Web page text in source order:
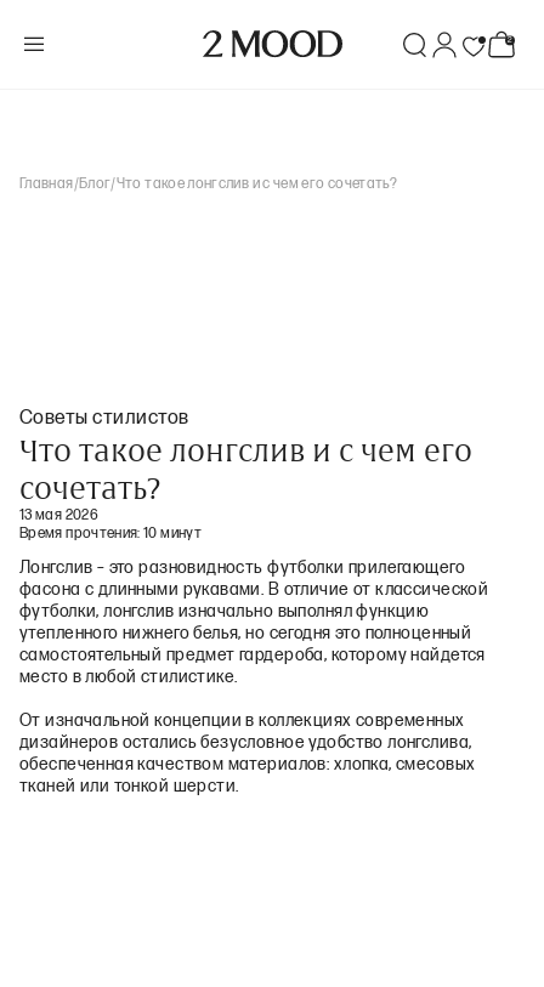
Главная/Блог/Что такое лонгслив и с чем его сочетать?
Советы стилистов
Что такое лонгслив и с чем его
сочетать?
13 мая 2026
Время прочтения:10 минут
Лонгслив – это разновидность футболки прилегающего
фасона с длинными рукавами. В отличие от классической
футболки, лонгслив изначально выполнял функцию
утепленного нижнего белья, но сегодня это полноценный
самостоятельный предмет гардероба, которому найдется
место в любой стилистике.
От изначальной концепции в коллекциях современных
дизайнеров остались безусловное удобство лонгслива,
обеспеченная качеством материалов: хлопка, смесовых
тканей или тонкой шерсти.